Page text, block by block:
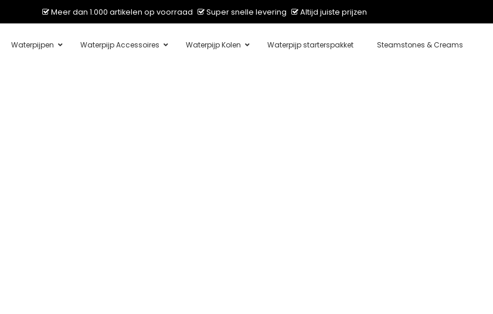
Meer dan 1.000 artikelen op voorraad Super snelle levering Altijd juiste prijzen
Waterpijpen Waterpijp Accessoires Waterpijp Kolen Waterpijp starterspakket Steamstones & Creams